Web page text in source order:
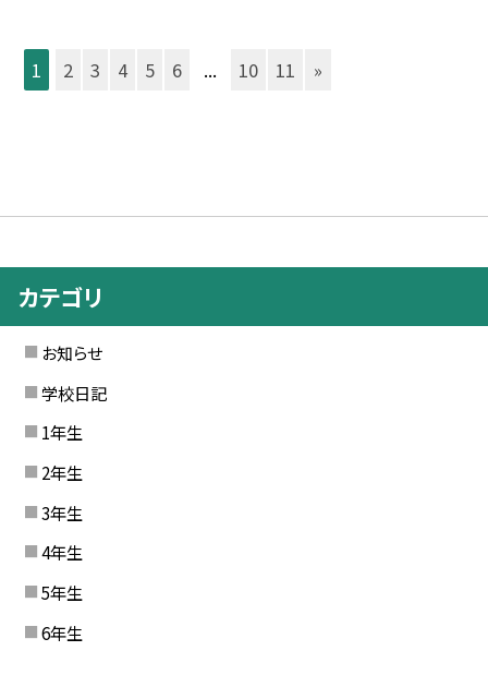
1 2 3 4 5 6 ... 10 11 »
カテゴリ
お知らせ
学校日記
1年生
2年生
3年生
4年生
5年生
6年生